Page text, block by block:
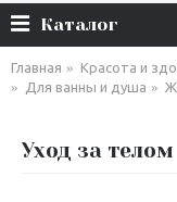
Каталог
Главная Красота и
Для ванны и душа
Уход за телом